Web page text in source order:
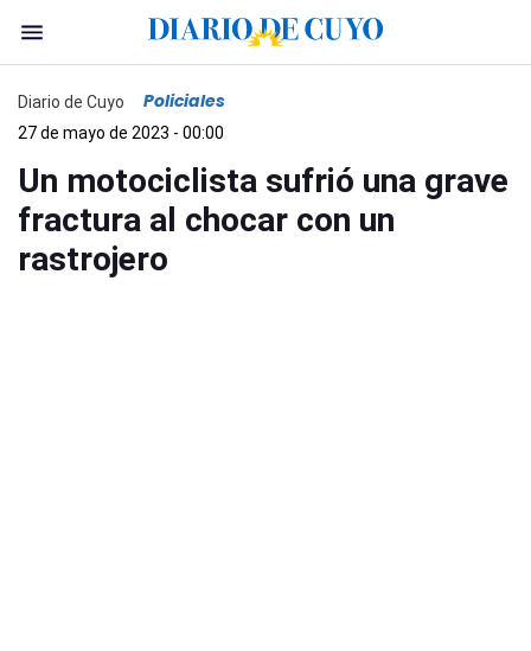
Diario de Cuyo Policiales
27 de mayo de 2023 - 00:00
Un motociclista sufrió una grave
fractura al chocar con un
rastrojero